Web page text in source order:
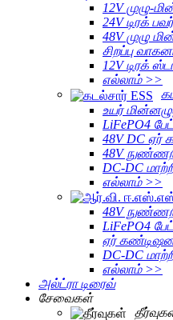
12V முழு-
24V டிரக்
48V முழு
சிறப்பு
12V டிரக்
எல்லாம் >>
உயர்
LiFePO4
48V DC ஏர்
48V
DC-DC
எல்லாம் >>
48V
LiFePO4
ஏர்
DC-DC
எல்லாம் >>
அல்ட்ரா டிரைவ்
சேவைகள்